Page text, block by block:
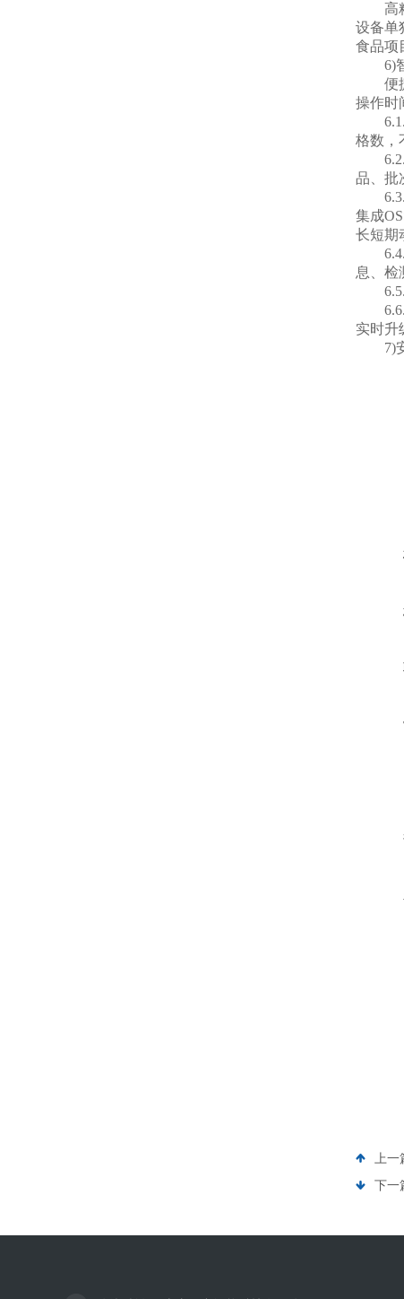
高精
设备单
食品项
6)智
便捷
操作时
6.1.
格数，
6.2.
品、批
6.3.
集成
长短期
6.4.
息、检
6.6.
实时升
7)安
上一
下一